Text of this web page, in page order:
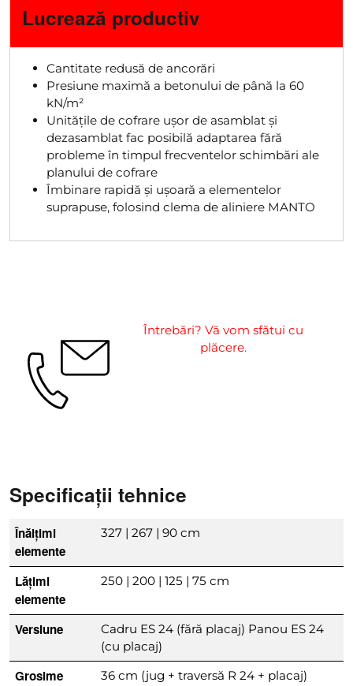
Lucrează productiv
Cantitate redusă de ancorări
Presiune maximă a betonului de până la 60
kN/m²
Unitățile de cofrare ușor de asamblat și
dezasamblat fac posibilă adaptarea fără
probleme în timpul frecventelor schimbări ale
planului de cofrare
Îmbinare rapidă și ușoară a elementelor
suprapuse, folosind clema de aliniere MANTO
Întrebări? Vă vom sfătui cu
plăcere.
Specificații tehnice
Înălțimi
elemente
327 | 267 | 90 cm
Lățimi
elemente
250 | 200 | 125 | 75 cm
Versiune
Cadru ES 24 (fără placaj) Panou ES 24
(cu placaj)
Grosime
36 cm (jug + traversă R 24 + placaj)